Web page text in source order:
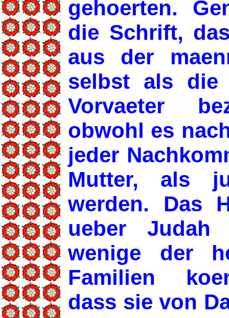
gehoerten.
die Schrift,
aus der
selbst als die
Vorvaeter
obwohl es
jeder
Mutter, als
werden. Das
ueber
wenige der
Familien
dass sie von